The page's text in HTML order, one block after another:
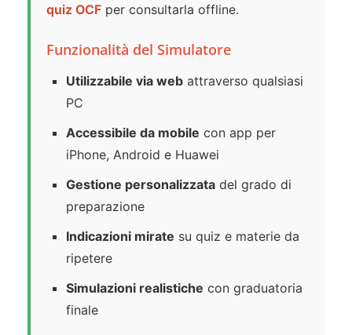
quiz OCF per consultarla offline.
Funzionalità del Simulatore
Utilizzabile via web attraverso qualsiasi
PC
Accessibile da mobile con app per
iPhone, Android e Huawei
Gestione personalizzata del grado di
preparazione
Indicazioni mirate su quiz e materie da
ripetere
Simulazioni realistiche con graduatoria
finale